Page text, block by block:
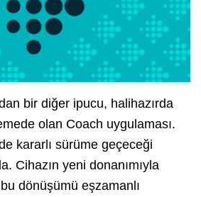
bir diğer ipucu, halihazırda
olan Coach uygulaması.
kararlı sürüme geçeceği
Cihazın yeni donanımıyla
dönüşümü eşzamanlı